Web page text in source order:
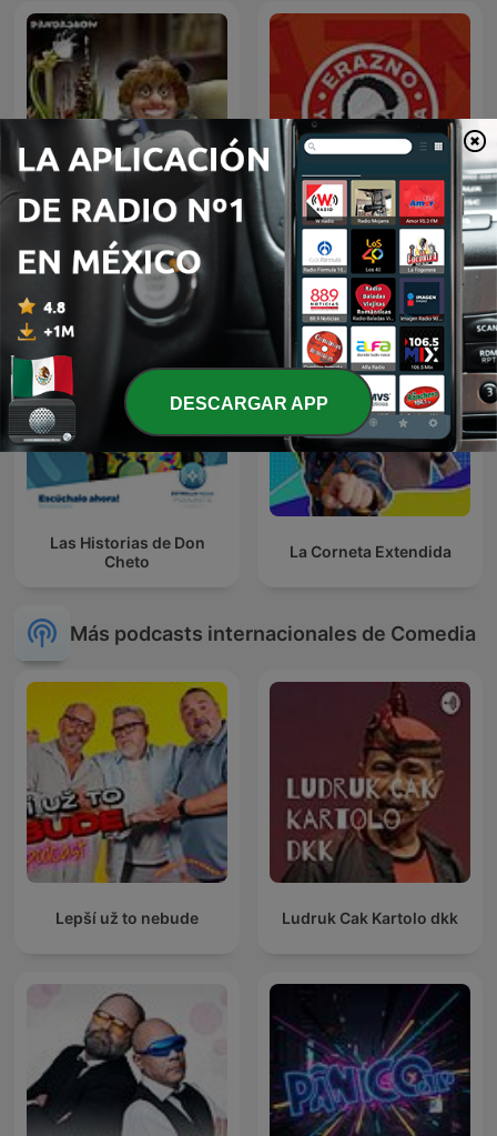
Panda Show (NO OFICIAL)
Erazno y La Chokolata El
Podcast
Las Historias de Don
Cheto
La Corneta Extendida
Más podcasts internacionales de Comedia
Lepší už to nebude Ludruk Cak Kartolo dkk
DESCARGAR APP